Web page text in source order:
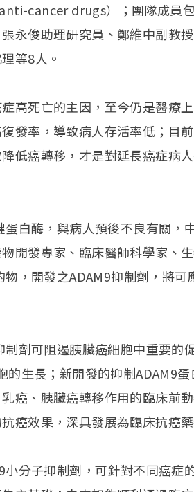
cancer drugs）；團隊成員
永俊助理研究員、鄭維中副教
等8人。
高死亡的主因，至今仍是醫療
發率，導致病人存活率低；目
低癌轉移，才是對延長癌症病
白酶，與病人預後不良有關，
開發專家、臨床醫師科學家、
，開發之ADAM9抑制劑，將可
劑可阻遏胰臟癌細胞中重要的
生長；新開發的抑制ADAM9
癌、胰臟癌轉移作用的臨床前
癌效果，深具發展為臨床抗癌
分子抑制劑，可針對不同癌症